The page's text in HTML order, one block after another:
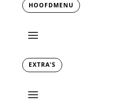
HOOFDMENU
EXTRA'S